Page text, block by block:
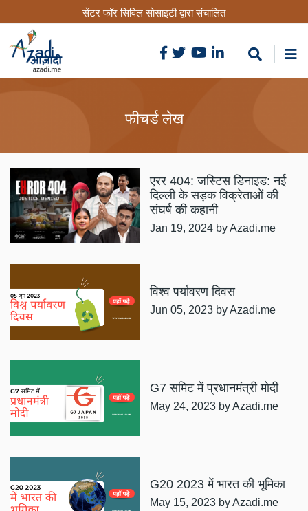
to
content
सेंटर फॉर सिविल सोसाइटी द्वारा संचालित
फीचर्ड लेख
एरर 404: जस्टिस डिनाइड: नई
दिल्ली के सड़क विक्रेताओं की
संघर्ष की कहानी
Jan 19, 2024 by Azadi.me
विश्व पर्यावरण दिवस
Jun 05, 2023 by Azadi.me
G7 समिट में प्रधानमंत्री मोदी
May 24, 2023 by Azadi.me
G20 2023 में भारत की भूमिका
May 15, 2023 by Azadi.me